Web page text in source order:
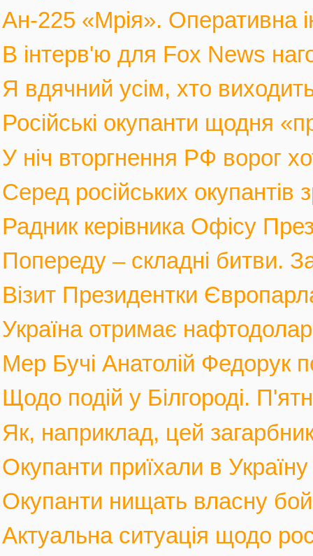
Ан-225 «Мрія». Оперативна
В інтерв'ю для Fox News
Я вдячний усім, хто
Російські окупанти щодня
У ніч вторгнення РФ ворог
Серед російських
Радник керівника Офісу
Попереду – складні битви.
Візит Президентки
Україна отримає
Мер Бучі Анатолій Федорук
Щодо подій у Білгороді.
Як, наприклад, цей
Окупанти приїхали в
Окупанти нищать власну
Актуальна ситуація щодо